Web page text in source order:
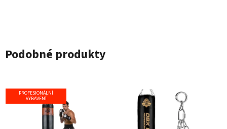
Podobné produkty
PROFESIONÁLNÍ
VYBAVENÍ